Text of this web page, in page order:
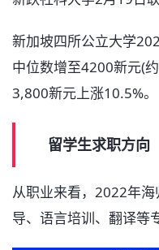
新加坡四所公立大学
中位数增至4200新元(
3,800新元上涨10.5%。
留学生求职方向
从职业来看，2022年
导、语言培训、翻译等